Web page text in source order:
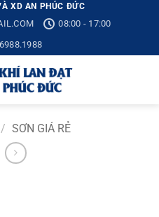
XD AN PHÚC ĐỨC
08:00 - 17:00
/ SƠN GIÁ RẺ